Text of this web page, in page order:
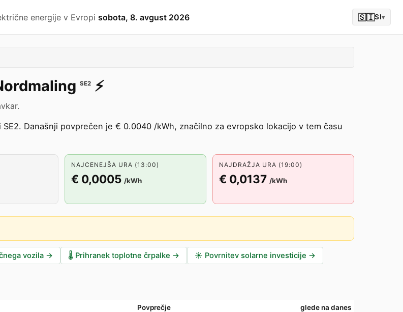
energije v Evropi sobota, 8. avgust 2026 🇸🇮SI▾
SE2 ⚡️
SE2. Današnji povprečen je € 0.0040 /kWh, značilno za evropsko lokacijo v tem času
NAJCENEJŠA URA (13:00)
€ 0,0005 /kWh
NAJDRAŽJA URA (19:00)
€ 0,0137 /kWh
vozila → 🌡️ Prihranek toplotne črpalke → ☀️ Povrnitev solarne investicije →
Povprečje glede na danes